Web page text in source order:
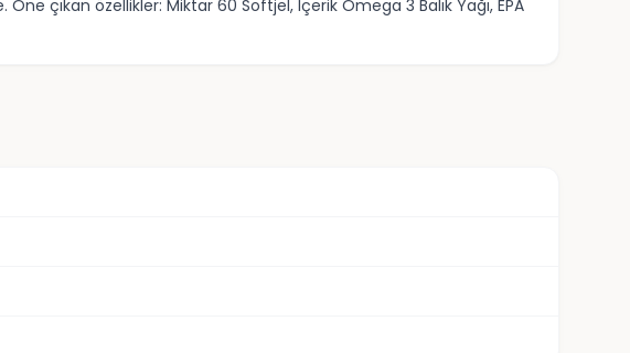
çıkan özellikler: Miktar 60 Softjel, İçerik Omega 3 Balık Yağı, EPA